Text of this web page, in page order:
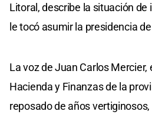
Litoral, describe la situación de
le tocó asumir la presidencia
​La voz de Juan Carlos
Hacienda y Finanzas de la
reposado de años